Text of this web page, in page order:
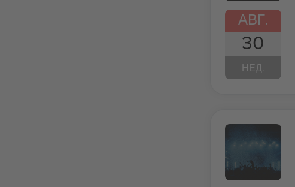
АВГ.
30
НЕД.